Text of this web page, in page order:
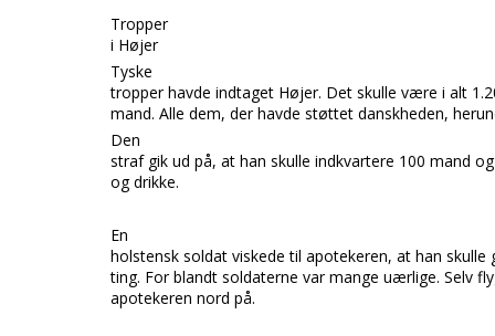
Tropper
i Højer
Tyske
tropper havde indtaget Højer. Det skulle være i alt
mand. Alle dem, der havde støttet danskheden,
Den
straf gik ud på, at han skulle indkvartere 100 mand
og drikke.
En
holstensk soldat viskede til apotekeren, at han skulle
ting. For blandt soldaterne varmange uærlige. Selv
apotekeren nord på.